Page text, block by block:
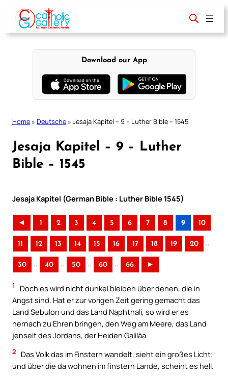
content
Download our App
Home » Deutsche » Jesaja Kapitel – 9 – Luther Bible – 1545
Jesaja Kapitel – 9 – Luther
Bible – 1545
Jesaja Kapitel (German Bible : Luther Bible 1545)
◄ 1 2 3 4 5 6 7 8 9 10
11 12 13 14 15 16 17 18 19 20 ..
30 .. 40 .. 50 .. 60 .. 66 ►
1
Doch es wird nicht dunkel bleiben über denen, die in
Angst sind. Hat er zur vorigen Zeit gering gemacht das
Land Sebulon und das Land Naphthali, so wird er es
hernach zu Ehren bringen, den Weg am Meere, das Land
jenseit des Jordans, der Heiden Galiläa.
2
Das Volk das im Finstern wandelt, sieht ein großes Licht;
und über die da wohnen im finstern Lande, scheint es hell.